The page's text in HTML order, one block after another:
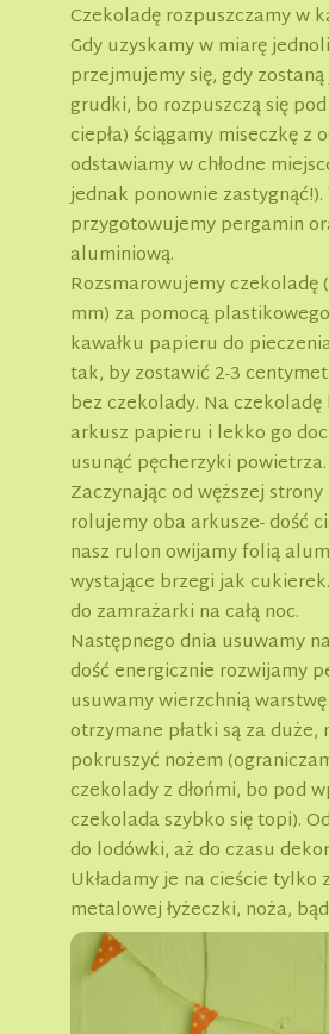
Czekoladę rozpuszczamy w
Gdy uzyskamy w miarę
przejmujemy się, gdy
grudki, bo rozpuszczą się
ciepła) ściągamy miseczkę z
odstawiamy w chłodne
jednak ponownie
przygotowujemy pergamin
aluminiową.
Rozsmarowujemy czekoladę
mm) za pomocą
kawałku papieru do
tak, by zostawić 2-3
bez czekolady. Na czekoladę
arkusz papieru i lekko go
usunąć pęcherzyki powietrza.
Zaczynając od węższej
rolujemy oba arkusze- dość
nasz rulon owijamy folią
wystające brzegi jak
do zamrażarki na całą noc.
Następnego dnia usuwamy
dość energicznie rozwijamy
usuwamy wierzchnią
otrzymane płatki są za duże,
pokruszyć nożem
czekolady z dłońmi, bo pod
czekolada szybko się topi).
do lodówki, aż do czasu
Układamy je na cieście tylko
metalowej łyżeczki, noża,